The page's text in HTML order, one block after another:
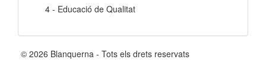
4 - Educació de Qualitat
© 2026 Blanquerna - Tots els drets reservats